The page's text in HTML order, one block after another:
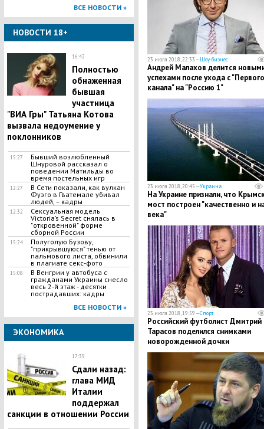
ВСЕ НОВОСТИ »
НОВОСТИ 18+
16:42
Полностью
обнаженная
бывшая
участница
"ВИА Гры" Татьяна Котова
вызвала недоумение у
поклонников
15:27
Бывший возлюбленный
Шнуровой рассказал о
поведении Матильды во
время постельных игр
12:27
В Сети показали, как вулкан
Фуэго в Гватемале убивал
людей, – кадры
12:32
Сексуальная модель
Victoria’s Secret снялась в
"откровенной" форме
сборной России
15:24
Полуголую Бузову,
"прикрывшуюся" тенью от
пальмового листа, обвинили
в плагиате секс-фото
15:08
В Венгрии у автобуса с
гражданами Украины снесло
весь 2-й этаж - десятки
пострадавших: кадры
ВСЕ НОВОСТИ »
ЭКОНОМИКА
17:39
Сдали назад:
глава МИД
Италии
поддержал
санкции в отношении России
23 июля 2018, 22:33 —Шоу-бизнес
​Андрей Малахов делится
успехами после ухода с "Первого
канала" на "Россию 1"
23 июля 2018, 20:45 —Украина
На Украине признали, что
мост построен "качественно и
века"
23 июля 2018, 19:59 —Спорт
Российский футболист Дмитрий
Тарасов поделился снимками
новорожденной дочки